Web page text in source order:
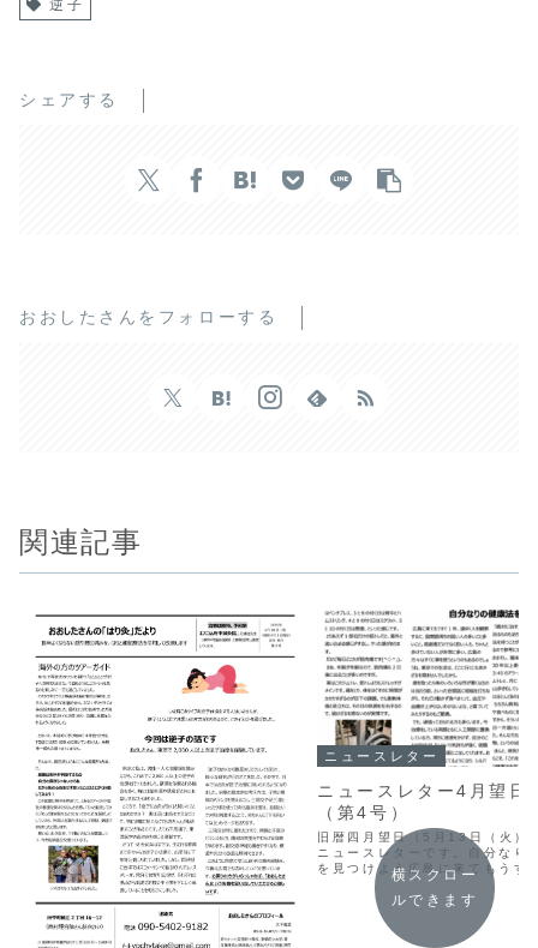
逆子
シェアする
おおしたさんをフォローする
関連記事
ニュースレター
ニュースレター4月望日
（第4号）
旧暦四月望日（5月13日（火）
ニュースレターです。自分なり
を見つけよう広島に来てもうす
道ゆく人を観察するに、股関節
い人の多いこと多いこと。高齢
なく若い人も、ちゃんと歩けて
が非常に多い。広島の方...
横スクロー
ルできます